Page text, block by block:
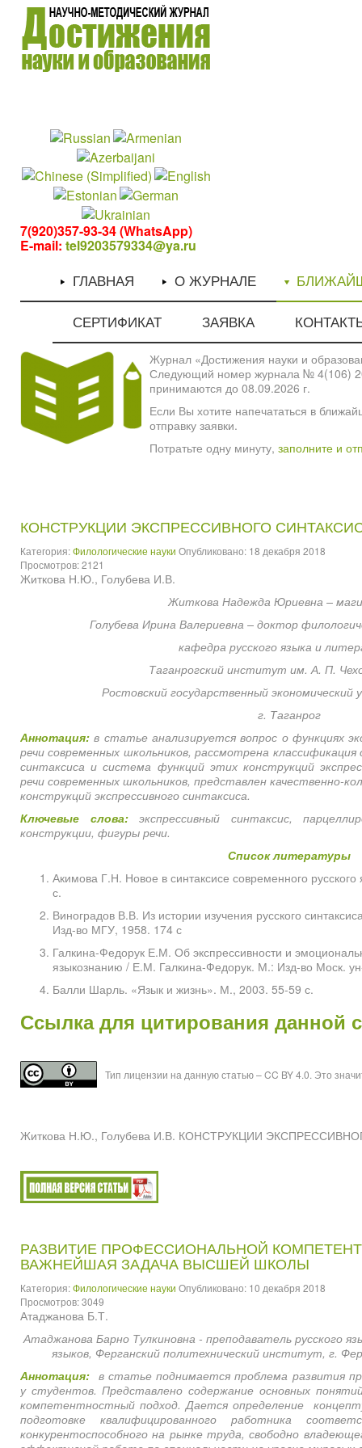
7(920)357-93-34 (WhatsApp)
E-mail: tel9203579334@ya.ru
ГЛАВНАЯ О ЖУРНАЛЕ
СЕРТИФИКАТ ЗАЯВКА
Журнал «Достижения науки и
Следующий номер журнала № 4(106)
принимаются до 08.09.2026 г.
Если Вы хотите напечататься в
отправку заявки.
Потратьте одну минуту, заполните и
КОНСТРУКЦИИ ЭКСПРЕССИВНОГО
Категория:Филологические науки Опубликовано: 18 декабря 2018
Просмотров: 2121
Житкова Н.Ю., Голубева И.В.
Житкова Надежда Юриевна –
Голубева Ирина Валериевна – доктор
кафедра русского языка и
Таганрогский институт им. А. П.
Ростовский государственный
г. Таганрог
Аннотация: в статье анализируется вопрос о функциях
речи современных школьников, рассмотрена классификация
синтаксиса и система функций этих конструкций
речи современных школьников, представлен качественно-
конструкций экспрессивного синтаксиса.
Ключевые слова:экспрессивный синтаксис,
конструкции, фигуры речи.
Список литературы
Акимова Г.Н. Новое в синтаксисе современного
с.
Виноградов В.В. Из истории изучения русского
Изд-во МГУ, 1958. 174 с
Галкина-Федорук Е.М. Об экспрессивности и
языкознанию / Е.М. Галкина-Федорук. М.: Изд-во Моск.
Балли Шарль. «Язык и жизнь». М., 2003. 55-59 с.
Ссылка для цитирования данной
Тип лицензии на данную статью – CC BY 4.0. Это
Житкова Н.Ю., Голубева И.В. КОНСТРУКЦИИ
РАЗВИТИЕ ПРОФЕССИОНАЛЬНОЙ
ВАЖНЕЙШАЯ ЗАДАЧА ВЫСШЕЙ ШКОЛЫ
Категория:Филологические науки Опубликовано: 10 декабря 2018
Просмотров: 3049
Атаджанова Б.Т.
Атаджанова Барно Тулкиновна - преподаватель русского
языков, Ферганский политехнический институт, г.
Аннотация: в статье поднимается проблема развития
у студентов. Представлено содержание основных
компетентностный подход. Дается определение
подготовке квалифицированного работника
конкурентоспособного на рынке труда, свободно